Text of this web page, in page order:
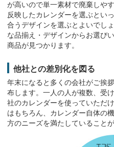
8月4日
東京都
MM-201 花ごよみ〔短冊〕
100冊 25,848円
佐賀県
TD-835 江戸千代紙(いせ辰)
150冊 75,108円
8月4日
神奈川県
が高いので単一素材で廃棄しや
反映したカレンダーを選ぶとい
合うデザインを選ぶとよいでし
な品揃え・デザインからお選び
商品が見つかります。
他社との差別化を図る
年末になると多くの会社がご挨
布します。一人の人が複数、受
社のカレンダーを使っていただ
はもちろん、カレンダー自体の
方のニーズを満たしていること